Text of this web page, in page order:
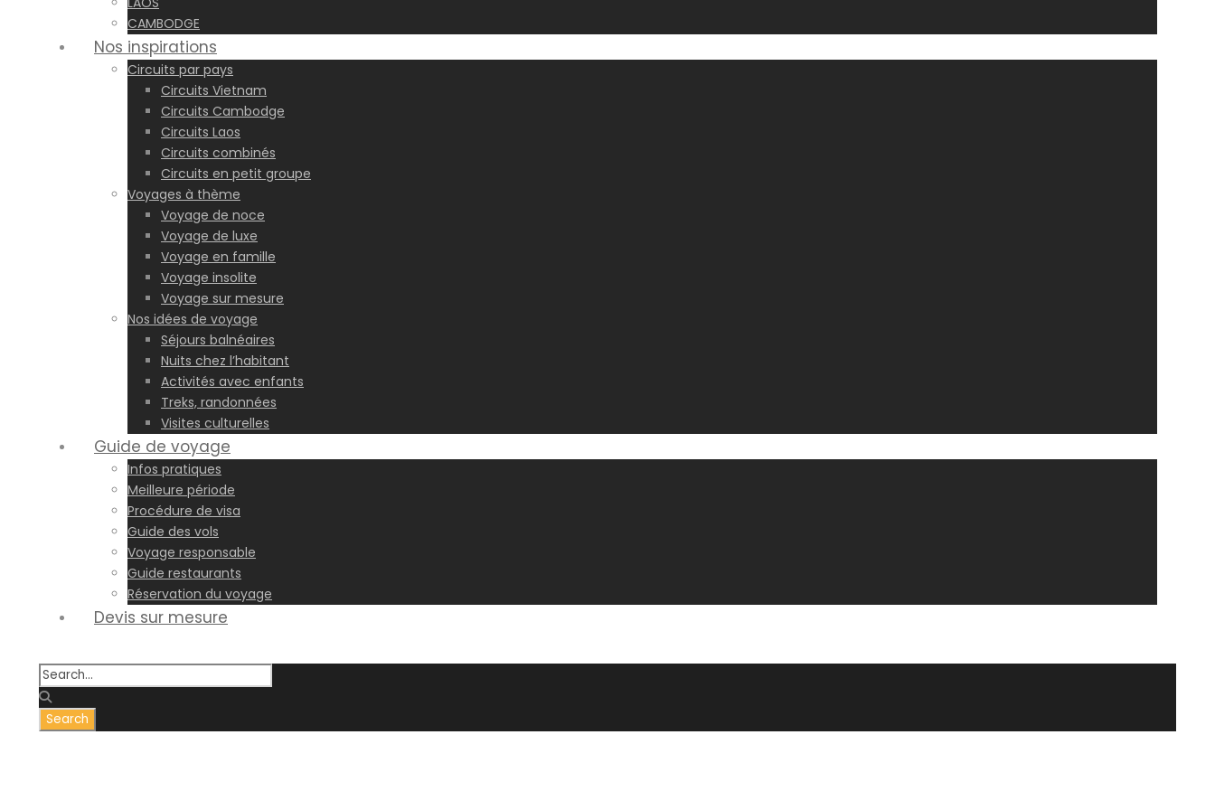
CAMBODGE
Nos inspirations
Circuits par pays
Circuits Vietnam
Circuits Cambodge
Circuits Laos
Circuits combinés
Circuits en petit groupe
Voyages à thème
Voyage de noce
Voyage de luxe
Voyage en famille
Voyage insolite
Voyage sur mesure
Nos idées de voyage
Séjours balnéaires
Nuits chez l’habitant
Activités avec enfants
Treks, randonnées
Visites culturelles
Guide de voyage
Infos pratiques
Meilleure période
Procédure de visa
Guide des vols
Voyage responsable
Guide restaurants
Réservation du voyage
Devis sur mesure